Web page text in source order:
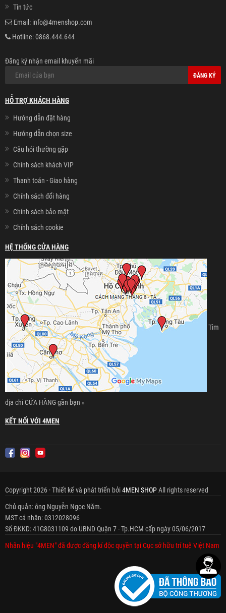
Tin tức
Email: info@4menshop.com
Hotline:0868.444.644
Đăng ký nhận email khuyến mãi
ĐĂNG KÝ
HỖ TRỢ KHÁCH HÀNG
Hướng dẫn đặt hàng
Hướng dẫn chọn size
Câu hỏi thường gặp
Chính sách khách VIP
Thanh toán - Giao hàng
Chính sách đổi hàng
Chính sách bảo mật
Chính sách cookie
HỆ THỐNG CỬA HÀNG
Tìm
địa chỉ CỬA HÀNG gần bạn »
KẾT NỐI VỚI 4MEN
Copyright 2026 · Thiết kế và phát triển bởi4MEN SHOPAll rights reserved
Chủ quản: ông Nguyễn Ngọc Năm.
MST cá nhân: 0312028096
Số ĐKKD: 41G8031109 do UBND Quận 7 - Tp.HCM cấp ngày 05/06/2017
Nhãn hiệu "4MEN" đã được đăng kí độc quyền tại Cục sở hữu trí tuệ Việt Nam